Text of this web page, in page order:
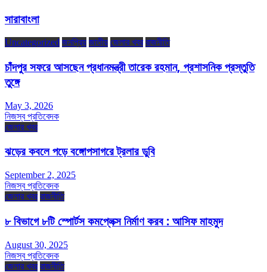
সারাবাংলা
Uncategorized জনপ্রিয় জাতীয় জেলার খবর রাজনীতি
চাঁদপুর সফরে আসছেন প্রধানমন্ত্রী তারেক রহমান, প্রশাসনিক প্রস্তুতি
তুঙ্গে
May 3, 2026
নিজস্ব প্রতিবেদক
জেলার খবর
ঝড়ের কবলে পড়ে বঙ্গোপসাগরে ট্রলার ডুবি
September 2, 2025
নিজস্ব প্রতিবেদক
জেলার খবর রাজনীতি
৮ বিভাগে ৮টি স্পোর্টস কমপ্লেক্স নির্মাণ করব : আসিফ মাহমুদ
August 30, 2025
নিজস্ব প্রতিবেদক
জেলার খবর রাজনীতি